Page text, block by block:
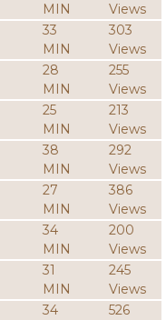
MIN
Views
33
MIN
303
Views
28
MIN
255
Views
25
MIN
213
Views
38
MIN
292
Views
27
MIN
386
Views
34
MIN
200
Views
31
MIN
245
Views
34
526